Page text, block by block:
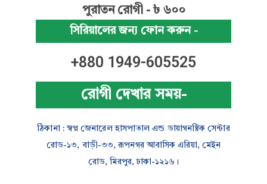
পুরাতন রোগী - ৳ ৬০০
সিরিয়ালের জন্য ফোন করুন -
+880 1949-605525
রোগী দেখার সময়-
ঠিকানা : স্বপ্ন জেনারেল হাসপাতাল এন্ড ডায়াগনষ্টিক সেন্টার
রোড-১৩, বাড়ী-৩৩, রূপনগর আবাসিক এরিয়া, মেইন
রোড, মিরপুর, ঢাকা-১২১৬।